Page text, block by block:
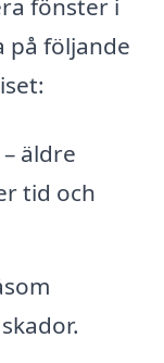
fönster i
på följande
äldre
tid och